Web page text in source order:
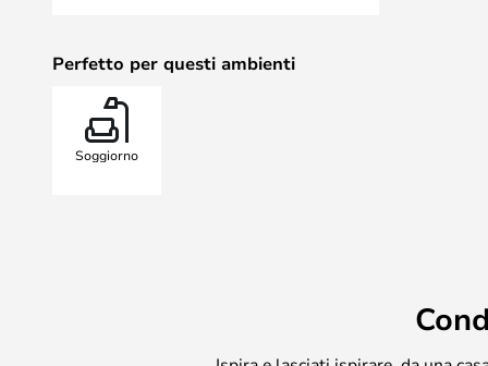
Perfetto per questi ambienti
Soggiorno